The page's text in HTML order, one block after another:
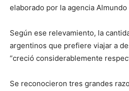
elaborado por la agencia
Según ese relevamiento, la
argentinos que prefiere viajar a
“creció considerablemente
Se reconocieron tres grandes